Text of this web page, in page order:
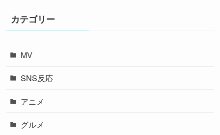
カテゴリー
MV
SNS反応
アニメ
グルメ